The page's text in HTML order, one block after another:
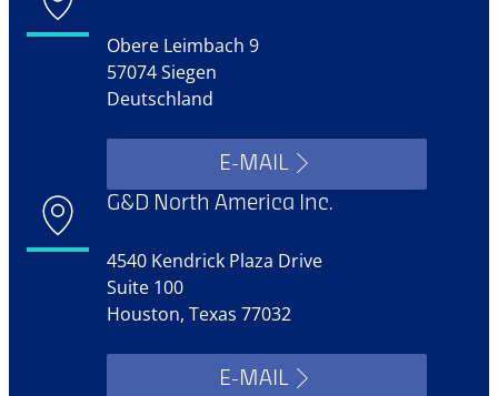
Obere Leimbach 9
57074 Siegen
Deutschland
E-MAIL
G&D North America Inc.
4540 Kendrick Plaza Drive
Suite 100
Houston, Texas 77032
E-MAIL